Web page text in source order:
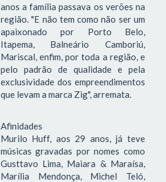
anos a família passava os verões na
região. "E não tem como não ser um
apaixonado por Porto Belo,
Itapema, Balneário Camboriú,
Mariscal, enfim, por toda a região, e
pelo padrão de qualidade e pela
exclusividade dos empreendimentos
que levam a marca Zig", arremata.
Afinidades
Murilo Huff, aos 29 anos, já teve
músicas gravadas por nomes como
Gusttavo Lima, Maiara & Maraísa,
Marília Mendonça, Michel Teló,